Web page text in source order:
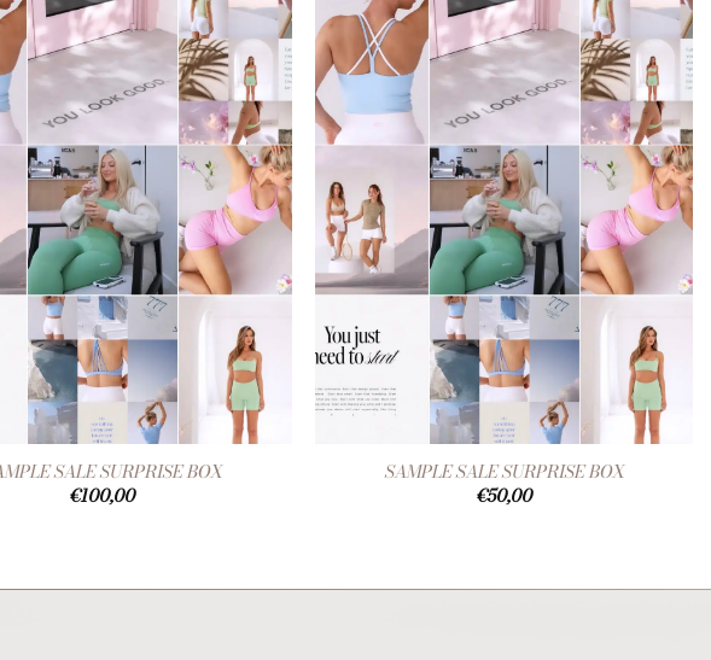
SALE SURPRISE BOX
€100,00
SAMPLE SALE SURPRISE BOX
€50,00